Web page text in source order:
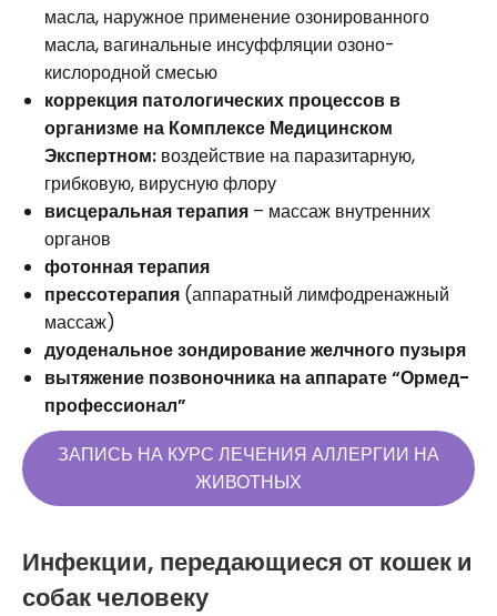
масла, наружное применение озонированного
масла, вагинальные инсуффляции озоно-
кислородной смесью
коррекция патологических процессов в
организме на Комплексе Медицинском
Экспертном: воздействие на паразитарную,
грибковую, вирусную флору
висцеральная терапия – массаж внутренних
органов
фотонная терапия
прессотерапия (аппаратный лимфодренажный
массаж)
дуоденальное зондирование желчного пузыря
вытяжение позвоночника на аппарате “Ормед-
профессионал”
ЗАПИСЬ НА КУРС ЛЕЧЕНИЯ АЛЛЕРГИИ НА
ЖИВОТНЫХ
Инфекции, передающиеся от кошек и
собак человеку